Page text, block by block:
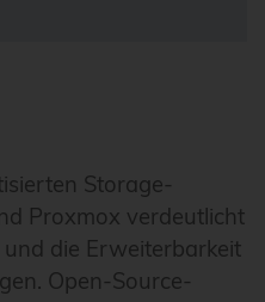
Storage-
Proxmox verdeutlicht
die Erweiterbarkeit
Open-Source-